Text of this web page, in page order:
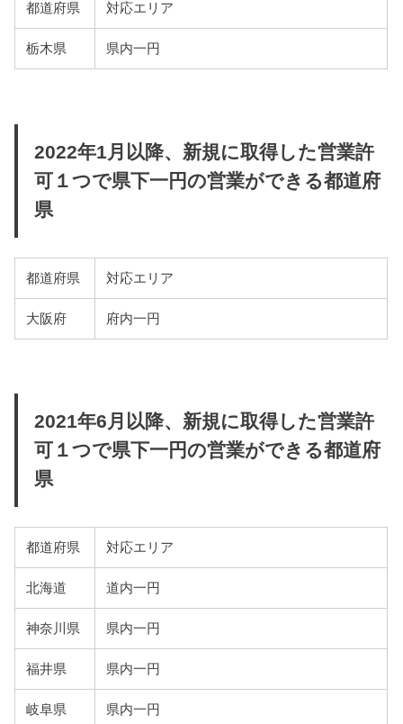
都道府県 対応エリア
栃木県 県内一円
2022年1月以降、新規に取得した営業許
可１つで県下一円の営業ができる都道府
県
都道府県 対応エリア
大阪府 府内一円
2021年6月以降、新規に取得した営業許
可１つで県下一円の営業ができる都道府
県
都道府県 対応エリア
北海道 道内一円
神奈川県 県内一円
福井県 県内一円
岐阜県 県内一円